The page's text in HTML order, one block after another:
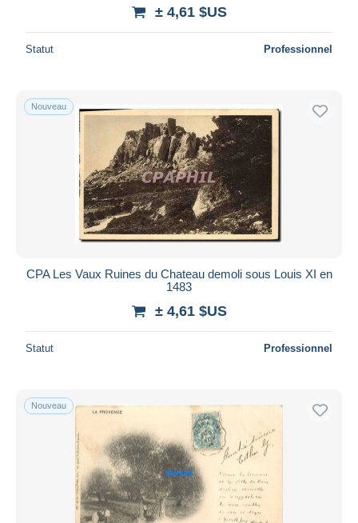
Prix
Uniquement en réduction
Livraison gratuite
Méthodes de paiement
PayPal
Virement bancaire
Visa
Mastercard
iDeal
Appliquer
± 4,61 $US
Statut Professionnel
Nouveau
CPA Les Vaux Ruines du Chateau demoli sous Louis XI en
1483
± 4,61 $US
Statut Professionnel
Nouveau